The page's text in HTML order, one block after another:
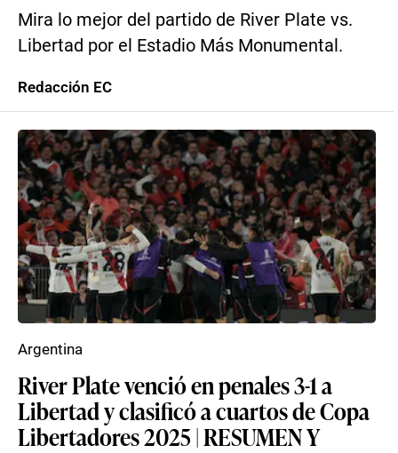
Mira lo mejor del partido de River Plate vs.
Libertad por el Estadio Más Monumental.
Redacción EC
River Plate venció en penales 3-1 a
Libertad y clasificó a cuartos de Copa
Libertadores 2025 | RESUMEN Y
Argentina